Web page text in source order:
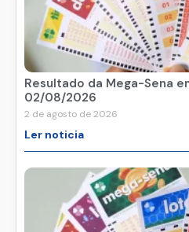
Resultado da Mega-Sena
02/08/2026
2 de agosto de 2026
Ler noticia